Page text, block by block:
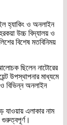
হ্যাকিং ও অনলাইন
উচ্চ বিদ্যালয় ও
বিশেষ মতবিনিময়
ছিলেন নাটোরের
উপস্থাপনার মাধ্যমে
বিভিন্ন অনলাইন
যাওয়ায় এলাকার নাম
গুরুত্বপূর্ণ।